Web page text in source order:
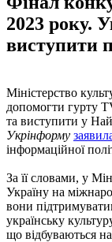
2023 року.
виступити
Міністерство
допомогти гурту
та виступити у
Укрінформу
інформаційної
За її словами, у
Україну на
вони
українську
що відбуваються